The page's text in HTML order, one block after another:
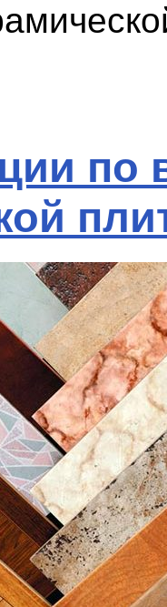
по